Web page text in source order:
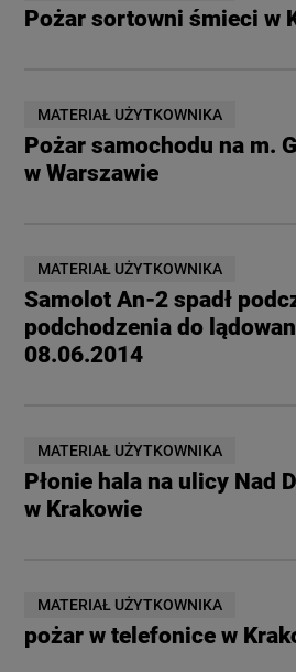
Pożar sortowni śmieci w
MATERIAŁ UŻYTKOWNIKA
Pożar samochodu na m.
w Warszawie
MATERIAŁ UŻYTKOWNIKA
Samolot An-2 spadł
podchodzenia do
08.06.2014
MATERIAŁ UŻYTKOWNIKA
Płonie hala na ulicy Nad
w Krakowie
MATERIAŁ UŻYTKOWNIKA
pożar w telefonice w